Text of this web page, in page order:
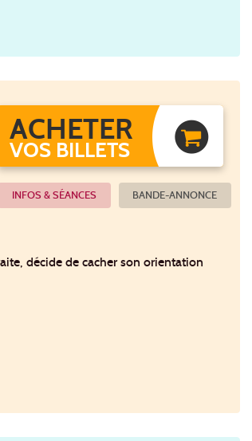
ACHETER
VOS BILLETS
INFOS & SÉANCES BANDE-ANNONCE
décide de cacher son orientation